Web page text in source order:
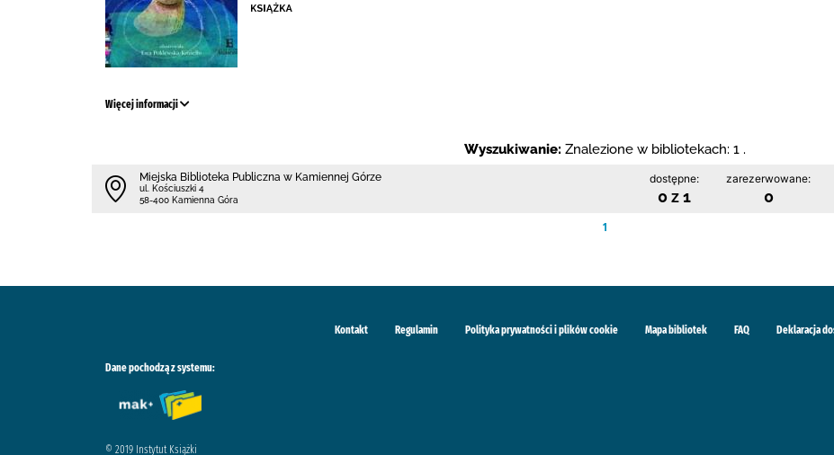
Więcej informacji
Wyszukiwanie: Znalezione w bibliotekach: 1 .
Miejska Biblioteka Publiczna w Kamiennej Górze
ul. Kościuszki 4
58-400 Kamienna Góra
dostępne:
0 z 1
zarezerwowane:
0
1
Kontakt Regulamin Polityka prywatności i plików cookie Mapa bibliotek FAQ Deklaracja
Dane pochodzą z systemu:
© 2019 Instytut Książki